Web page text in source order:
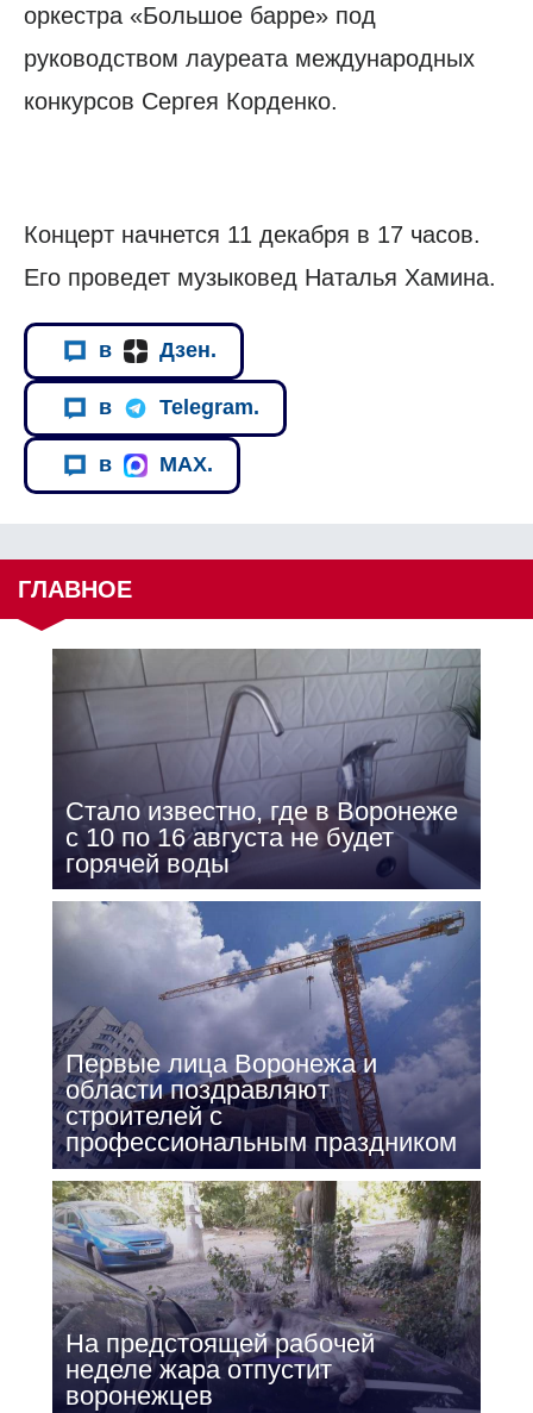
оркестра «Большое барре» под
руководством лауреата международных
конкурсов Сергея Корденко.
Концерт начнется 11 декабря в 17 часов.
Его проведет музыковед Наталья Хамина.
в Дзен.
в Telegram.
в MAX.
ГЛАВНОЕ
Стало известно, где в Воронеже
с 10 по 16 августа не будет
горячей воды
Первые лица Воронежа и
области поздравляют
строителей с
профессиональным праздником
На предстоящей рабочей
неделе жара отпустит
воронежцев